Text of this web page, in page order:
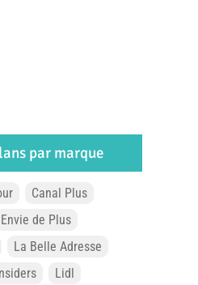
par marque
Canal Plus
Envie de Plus
La Belle Adresse
Lidl